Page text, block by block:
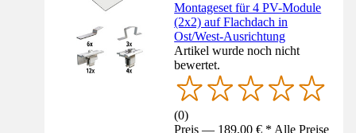
Montageset für 4 PV-Module
(2x2) auf Flachdach in
Ost/West-Ausrichtung
Artikel wurde noch nicht
bewertet.
(0)
Preis — 189,00 € * Alle Preise